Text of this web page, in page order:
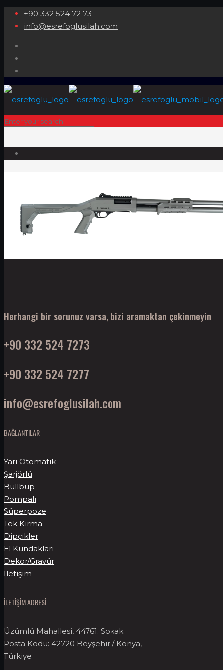
+90 332 524 72 73
info@esrefoglusilah.com
Herhangi bir sorunuz varsa, bizi aramaktan çekinmeyin
+90 332 524 7273
+90 332 524 7277
info@esrefoglusilah.com
BAĞLANTILAR
Yarı Otomatik
Şarjörlü
Bullbup
Pompalı
Süperpoze
Tek Kırma
Dipçikler
El Kundakları
Dekor/Gravür
İletişim
İLETİŞİM ADRESİ
Üzümlü Mahallesi, 44761. Sokak
Posta Kodu: 42720 Beyşehir / Konya,
Türkiye